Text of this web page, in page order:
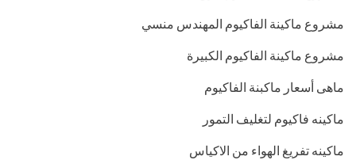
مشروع ماكينة الفاكيوم المهندس منسي
مشروع ماكينة الفاكيوم الكبيرة
ماهى أسعار ماكبنة الفاكيوم
ماكينه فاكيوم لتغليف التمور
ماكينه تفريغ الهواء من الاكياس